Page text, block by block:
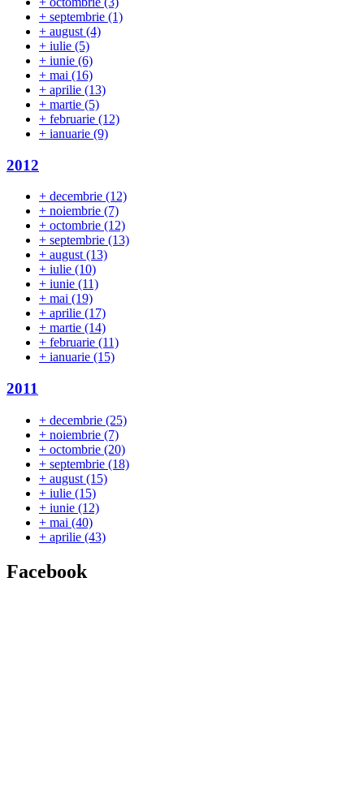
+ septembrie (1)
+ august (4)
+ iulie (5)
+ iunie (6)
+ mai (16)
+ aprilie (13)
+ martie (5)
+ februarie (12)
+ ianuarie (9)
2012
+ decembrie (12)
+ noiembrie (7)
+ octombrie (12)
+ septembrie (13)
+ august (13)
+ iulie (10)
+ iunie (11)
+ mai (19)
+ aprilie (17)
+ martie (14)
+ februarie (11)
+ ianuarie (15)
2011
+ decembrie (25)
+ noiembrie (7)
+ octombrie (20)
+ septembrie (18)
+ august (15)
+ iulie (15)
+ iunie (12)
+ mai (40)
+ aprilie (43)
Facebook